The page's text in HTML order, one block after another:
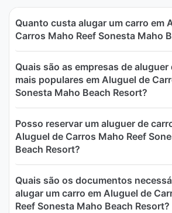
Quanto custa alugar um carro em
Carros Maho Reef Sonesta Maho
Quais são as empresas de aluguer
mais populares em Aluguel de
Sonesta Maho Beach Resort?
Posso reservar um aluguer de
Aluguel de Carros Maho Reef
Beach Resort?
Quais são os documentos
alugar um carro em Aluguel de
Reef Sonesta Maho Beach Resort?